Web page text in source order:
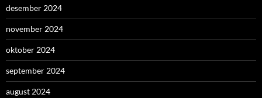
desember 2024
november 2024
oktober 2024
september 2024
august 2024